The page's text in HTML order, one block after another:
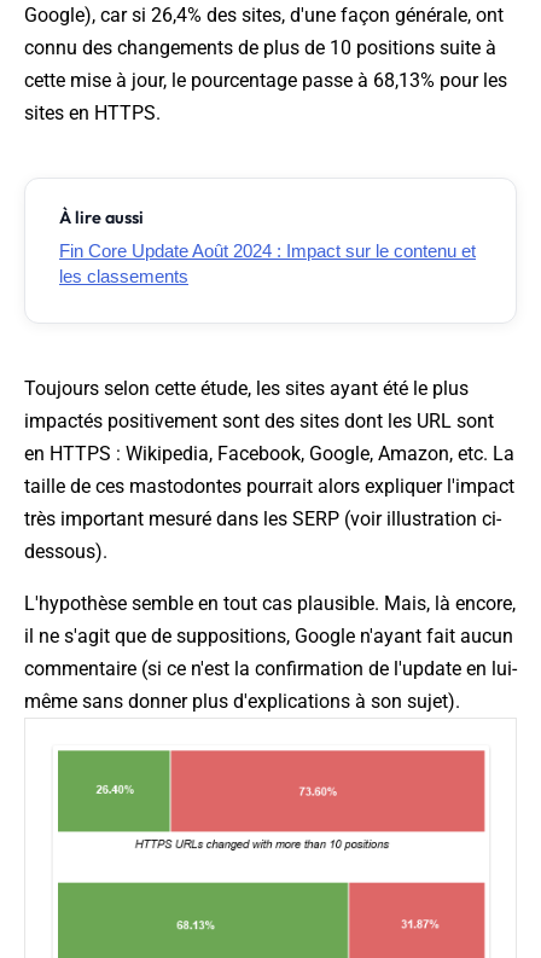
Google), car si 26,4% des sites, d'une façon générale, ont
connu des changements de plus de 10 positions suite à
cette mise à jour, le pourcentage passe à 68,13% pour les
sites en HTTPS.
À lire aussi
Fin Core Update Août 2024 : Impact sur le contenu et
les classements
Toujours selon cette étude, les sites ayant été le plus
impactés positivement sont des sites dont les URL sont
en HTTPS : Wikipedia, Facebook, Google, Amazon, etc. La
taille de ces mastodontes pourrait alors expliquer l'impact
très important mesuré dans les SERP (voir illustration ci-
dessous).
L'hypothèse semble en tout cas plausible. Mais, là encore,
il ne s'agit que de suppositions, Google n'ayant fait aucun
commentaire (si ce n'est la confirmation de l'update en lui-
même sans donner plus d'explications à son sujet).